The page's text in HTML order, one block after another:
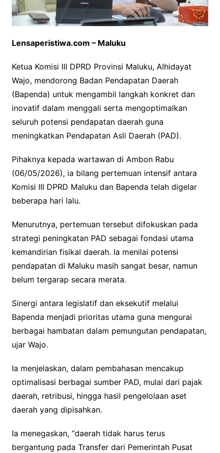
Lensaperistiwa.com – Maluku
Ketua Komisi III DPRD Provinsi Maluku, Alhidayat
Wajo, mendorong Badan Pendapatan Daerah
(Bapenda) untuk mengambil langkah konkret dan
inovatif dalam menggali serta mengoptimalkan
seluruh potensi pendapatan daerah guna
meningkatkan Pendapatan Asli Daerah (PAD).
Pihaknya kepada wartawan di Ambon Rabu
(06/05/2026), ia bilang pertemuan intensif antara
Komisi III DPRD Maluku dan Bapenda telah digelar
beberapa hari lalu.
Menurutnya, pertemuan tersebut difokuskan pada
strategi peningkatan PAD sebagai fondasi utama
kemandirian fisikal daerah. Ia menilai potensi
pendapatan di Maluku masih sangat besar, namun
belum tergarap secara merata.
Sinergi antara legislatif dan eksekutif melalui
Bapenda menjadi prioritas utama guna mengurai
berbagai hambatan dalam pemungutan pendapatan,
ujar Wajo.
Ia menjelaskan, dalam pembahasan mencakup
optimalisasi berbagai sumber PAD, mulai dari pajak
daerah, retribusi, hingga hasil pengelolaan aset
daerah yang dipisahkan.
Ia menegaskan, “daerah tidak harus terus
bergantung pada Transfer dari Pemerintah Pusat